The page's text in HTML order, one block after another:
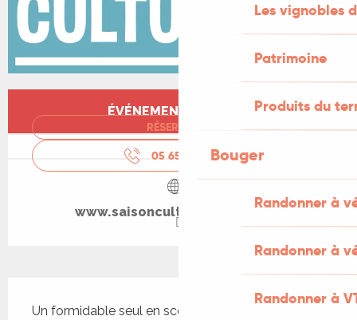
Les vignobles
Patrimoine
Produits du
Bouger
Randonner à
Randonner à
Randonner à
Ouverture et coordonnées
ÉVÉNEMENT TERMINÉ
RÉSERVER
05 65 20 88▒▒
www.saisonculturellecahors.fr
Un formidable seul en scène nous plonge au